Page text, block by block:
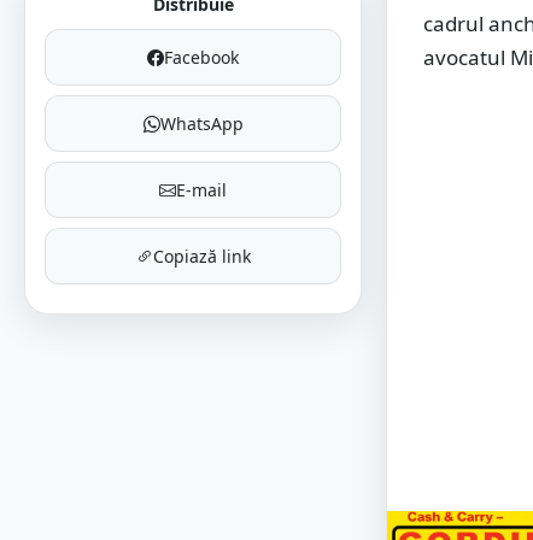
Facebook
WhatsApp
E-mail
Copiază link
cadrul
avocatul